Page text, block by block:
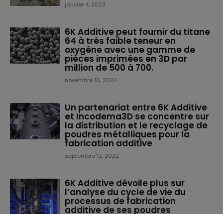
janvier 4, 2023
6K Additive peut fournir du titane
64 à très faible teneur en
oxygène avec une gamme de
pièces imprimées en 3D par
million de 500 à 700.
novembre 16, 2022
Un partenariat entre 6K Additive
et Incodema3D se concentre sur
la distribution et le recyclage de
poudres métalliques pour la
fabrication additive
septembre 12, 2022
6K Additive dévoile plus sur
l’analyse du cycle de vie du
processus de fabrication
additive de ses poudres